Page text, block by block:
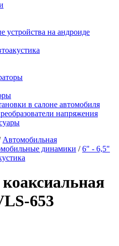
устройства на андроиде
в салоне автомобиля
напряжения
Автомобильная
динамики /6" - 6,5"
653